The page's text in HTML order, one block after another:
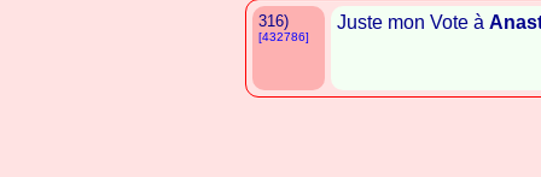
316)
[432786]
Juste mon Vote à